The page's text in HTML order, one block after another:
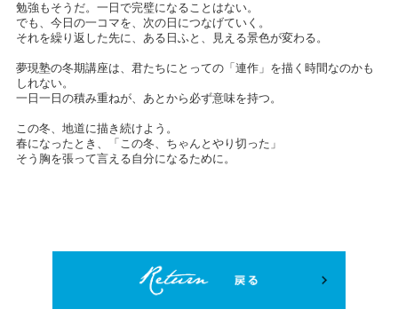
勉強もそうだ。一日で完璧になることはない。
でも、今日の一コマを、次の日につなげていく。
それを繰り返した先に、ある日ふと、見える景色が変わる。
夢現塾の冬期講座は、君たちにとっての「連作」を描く時間なのかも
しれない。
一日一日の積み重ねが、あとから必ず意味を持つ。
この冬、地道に描き続けよう。
春になったとき、「この冬、ちゃんとやり切った」
そう胸を張って言える自分になるために。